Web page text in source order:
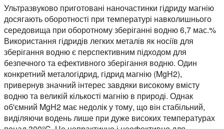
Ультразвуково приготовані наночастинки гідриду магнію
досягають оборотності при температурі навколишнього
середовища при оборотному зберіганні водню 6,7 мас.%
Використання гідридів легких металів як носіїв для
зберігання водню є перспективним підходом для
безпечного та ефективного зберігання водню. Один
конкретний металогідрид, гідрид магнію (MgH2),
привернув значний інтерес завдяки високому вмісту
водню та великій кількості магнію в природі. Однак
об'ємний MgH2 має недолік у тому, що він стабільний,
виділяючи водень лише при дуже високих температурах